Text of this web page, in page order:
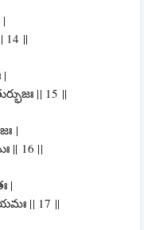
||
|
|| 15 ||
|
16 ||
|
|| 17 ||